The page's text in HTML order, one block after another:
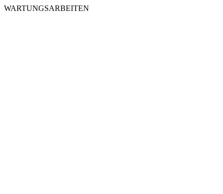
WARTUNGSARBEITEN